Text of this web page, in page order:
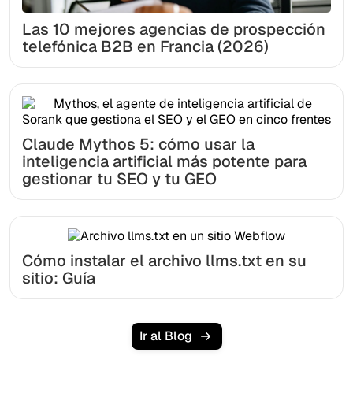
Las 10 mejores agencias de prospección
telefónica B2B en Francia (2026)
Claude Mythos 5: cómo usar la
inteligencia artificial más potente para
gestionar tu SEO y tu GEO
Cómo instalar el archivo llms.txt en su
sitio: Guía
Ir al Blog